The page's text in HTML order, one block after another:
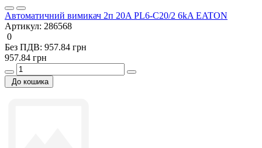
Автоматичний вимикач 2п 20A PL6-C20/2 6kA EATON
Артикул: 286568
0
Без ПДВ: 957.84 грн
957.84 грн
До кошика